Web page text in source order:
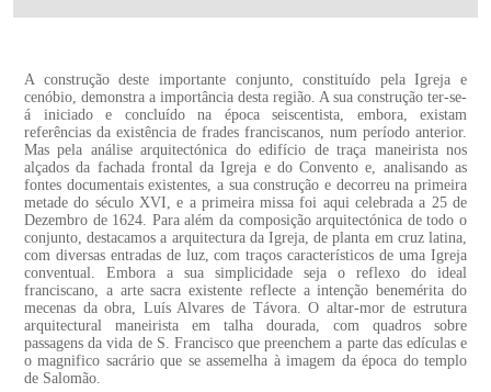
A construção deste importante conjunto, constituído pela Igreja e
cenóbio, demonstra a importância desta região. A sua construção ter-se-
á iniciado e concluído na época seiscentista, embora, existam
referências da existência de frades franciscanos, num período anterior.
Mas pela análise arquitectónica do edifício de traça maneirista nos
alçados da fachada frontal da Igreja e do Convento e, analisando as
fontes documentais existentes, a sua construção e decorreu na primeira
metade do século XVI, e a primeira missa foi aqui celebrada a 25 de
Dezembro de 1624. Para além da composição arquitectónica de todo o
conjunto, destacamos a arquitectura da Igreja, de planta em cruz latina,
com diversas entradas de luz, com traços característicos de uma Igreja
conventual. Embora a sua simplicidade seja o reflexo do ideal
franciscano, a arte sacra existente reflecte a intenção benemérita do
mecenas da obra, Luís Alvares de Távora. O altar-mor de estrutura
arquitectural maneirista em talha dourada, com quadros sobre
passagens da vida de S. Francisco que preenchem a parte das edículas e
o magnifico sacrário que se assemelha à imagem da época do templo
de Salomão.